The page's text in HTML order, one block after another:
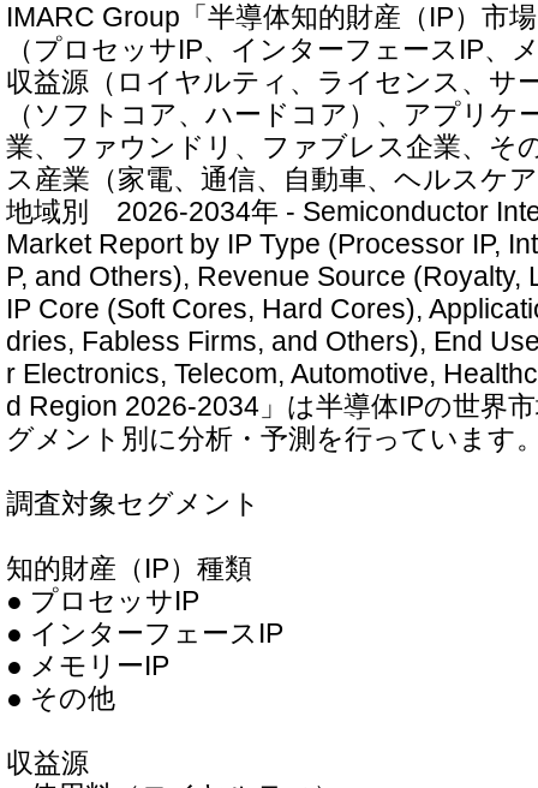
IMARC Group「半導体知的財産（IP）市
（プロセッサIP、インターフェースIP、
収益源（ロイヤルティ、ライセンス、サ
（ソフトコア、ハードコア）、アプリケ
業、ファウンドリ、ファブレス企業、そ
ス産業（家電、通信、自動車、ヘルスケ
地域別 2026-2034年 - Semiconductor
Market Report by IP Type (Processor IP,
P, and Others), Revenue Source (Royalty,
IP Core (Soft Cores, Hard Cores),
dries, Fabless Firms, and Others), End
r Electronics, Telecom, Automotive,
d Region 2026-2034」は半導体IPの世界
グメント別に分析・予測を行っています
調査対象セグメント
知的財産（IP）種類
● プロセッサIP
● インターフェースIP
● メモリーIP
● その他
収益源